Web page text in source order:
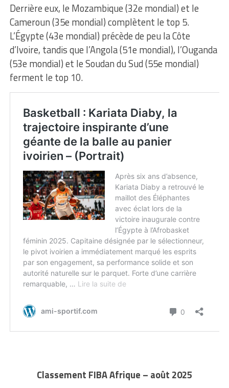
Derrière eux, le Mozambique (32e mondial) et le
Cameroun (35e mondial) complètent le top 5.
L’Égypte (43e mondial) précède de peu la Côte
d’Ivoire, tandis que l’Angola (51e mondial), l’Ouganda
(53e mondial) et le Soudan du Sud (55e mondial)
ferment le top 10.
Classement FIBA Afrique – août 2025